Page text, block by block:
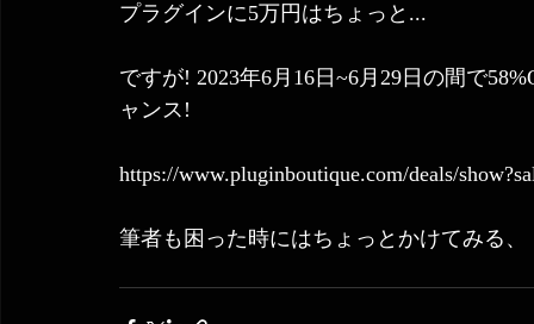
プラグインに5万円はちょっと...
ですが! 2023年6月16日~6月29日の間で
ャンス!
https://www.pluginboutique.com/deals/
筆者も困った時にはちょっとかけてみる